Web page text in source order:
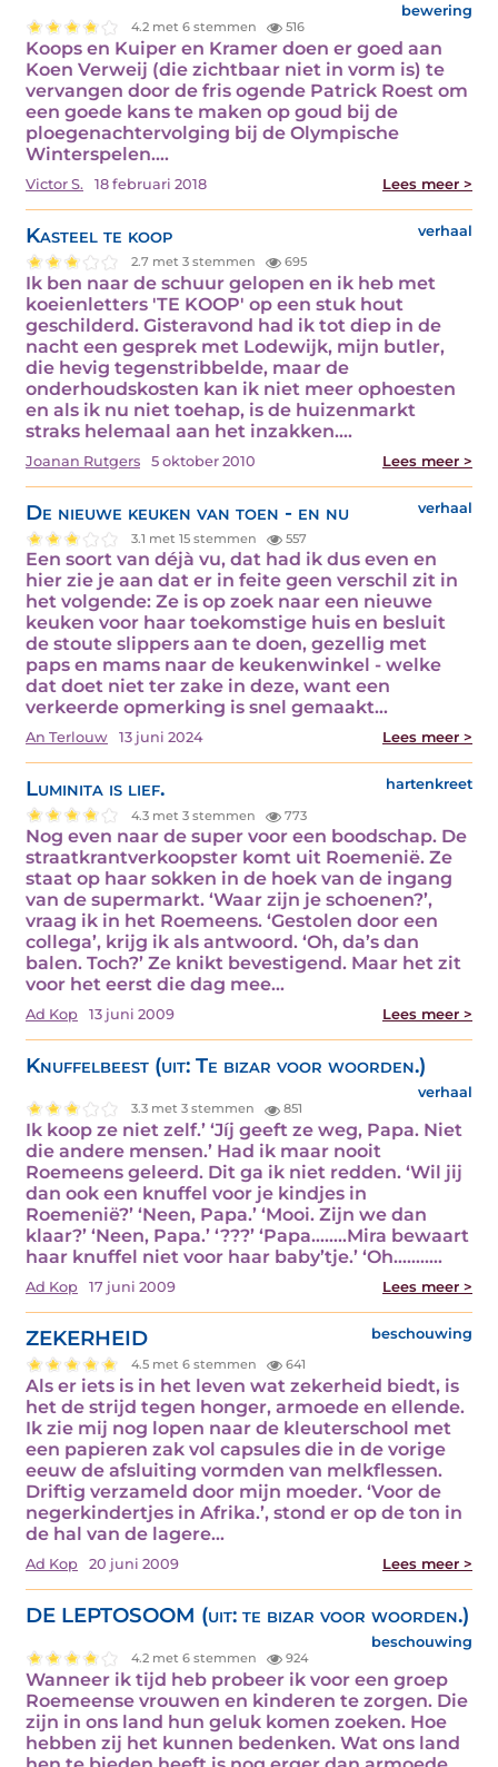
bewering
4.2 met 6 stemmen 516
Koops en Kuiper en Kramer doen er goed aan
Koen Verweij (die zichtbaar niet in vorm is) te
vervangen door de fris ogende Patrick Roest om
een goede kans te maken op goud bij de
ploegenachtervolging bij de Olympische
Winterspelen.…
Victor S. 18 februari 2018 Lees meer >
Kasteel te koop verhaal
2.7 met 3 stemmen 695
Ik ben naar de schuur gelopen en ik heb met
koeienletters 'TE KOOP' op een stuk hout
geschilderd. Gisteravond had ik tot diep in de
nacht een gesprek met Lodewijk, mijn butler,
die hevig tegenstribbelde, maar de
onderhoudskosten kan ik niet meer ophoesten
en als ik nu niet toehap, is de huizenmarkt
straks helemaal aan het inzakken.…
Joanan Rutgers 5 oktober 2010 Lees meer >
De nieuwe keuken van toen - en nu verhaal
3.1 met 15 stemmen 557
Een soort van déjà vu, dat had ik dus even en
hier zie je aan dat er in feite geen verschil zit in
het volgende: Ze is op zoek naar een nieuwe
keuken voor haar toekomstige huis en besluit
de stoute slippers aan te doen, gezellig met
paps en mams naar de keukenwinkel - welke
dat doet niet ter zake in deze, want een
verkeerde opmerking is snel gemaakt…
An Terlouw 13 juni 2024 Lees meer >
Luminita is lief. hartenkreet
4.3 met 3 stemmen 773
Nog even naar de super voor een boodschap. De
straatkrantverkoopster komt uit Roemenië. Ze
staat op haar sokken in de hoek van de ingang
van de supermarkt. ‘Waar zijn je schoenen?’,
vraag ik in het Roemeens. ‘Gestolen door een
collega’, krijg ik als antwoord. ‘Oh, da’s dan
balen. Toch?’ Ze knikt bevestigend. Maar het zit
voor het eerst die dag mee…
Ad Kop 13 juni 2009 Lees meer >
Knuffelbeest (uit: Te bizar voor woorden.)
verhaal
3.3 met 3 stemmen 851
Ik koop ze niet zelf.’ ‘Jíj geeft ze weg, Papa. Niet
die andere mensen.’ Had ik maar nooit
Roemeens geleerd. Dit ga ik niet redden. ‘Wil jij
dan ook een knuffel voor je kindjes in
Roemenië?’ ‘Neen, Papa.’ ‘Mooi. Zijn we dan
klaar?’ ‘Neen, Papa.’ ‘???’ ‘Papa……..Mira bewaart
haar knuffel niet voor haar baby’tje.’ ‘Oh……..…
Ad Kop 17 juni 2009 Lees meer >
ZEKERHEID beschouwing
4.5 met 6 stemmen 641
Als er iets is in het leven wat zekerheid biedt, is
het de strijd tegen honger, armoede en ellende.
Ik zie mij nog lopen naar de kleuterschool met
een papieren zak vol capsules die in de vorige
eeuw de afsluiting vormden van melkflessen.
Driftig verzameld door mijn moeder. ‘Voor de
negerkindertjes in Afrika.’, stond er op de ton in
de hal van de lagere…
Ad Kop 20 juni 2009 Lees meer >
DE LEPTOSOOM (uit: te bizar voor woorden.)
beschouwing
4.2 met 6 stemmen 924
Wanneer ik tijd heb probeer ik voor een groep
Roemeense vrouwen en kinderen te zorgen. Die
zijn in ons land hun geluk komen zoeken. Hoe
hebben zij het kunnen bedenken. Wat ons land